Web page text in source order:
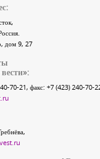
,
, дом 9, 27
»:
70-21, факс: +7 (423) 240-70-